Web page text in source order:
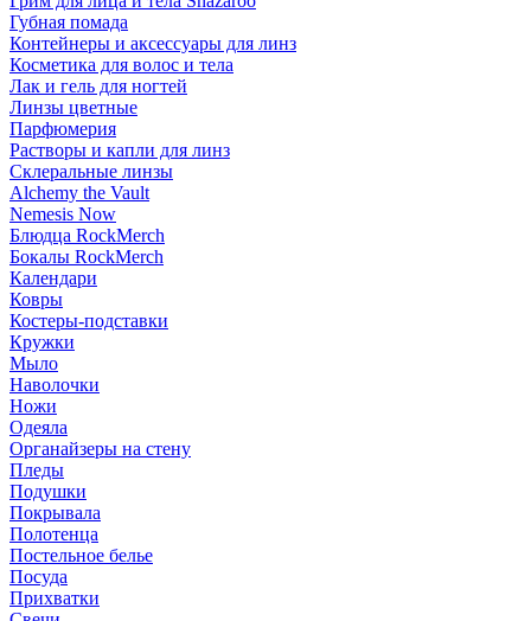
Губная помада
Контейнеры и аксессуары для линз
Косметика для волос и тела
Лак и гель для ногтей
Линзы цветные
Парфюмерия
Растворы и капли для линз
Склеральные линзы
Alchemy the Vault
Nemesis Now
Блюдца RockMerch
Бокалы RockMerch
Календари
Ковры
Костеры-подставки
Кружки
Мыло
Наволочки
Ножи
Одеяла
Органайзеры на стену
Пледы
Подушки
Покрывала
Полотенца
Постельное белье
Посуда
Прихватки